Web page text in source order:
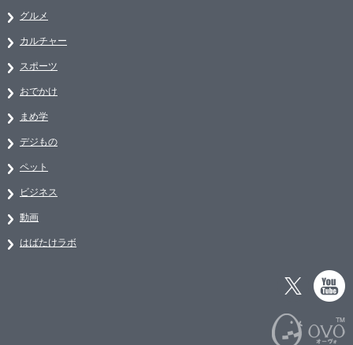
グルメ
カルチャー
スポーツ
おでかけ
まめ学
デジもの
ペット
ビジネス
動画
はばたけラボ